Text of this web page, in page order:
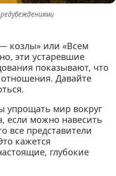
козлы» или «Всем
эти устаревшие
показывают, что
Давайте
упрощать мир вокруг
если можно навесить
все представители
кажется
глубокие